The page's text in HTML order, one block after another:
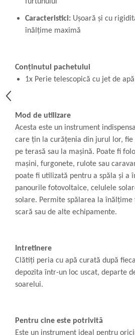
Caracteristici: Ușoară și cu
înălțime maximă
Conținutul pachetului
1x Perie telescopică cu jet de apă
Mod de utilizare
Acesta este un instrument
care țin la curățenia din jurul lor, fie
pe terasă sau la mașină. Poate fi
mașini, furgonete, rulote sau
poate fi utilizată pentru a spăla și a
panourile fotovoltaice, celulele
solare. Permite spălarea la înălțime
scară sau de alte echipamente.
Intretinere
Clătiți peria cu apă curată după
depozita într-un loc uscat, departe
soarelui.
Pentru cine este potrivită
Este un instrument ideal pentru